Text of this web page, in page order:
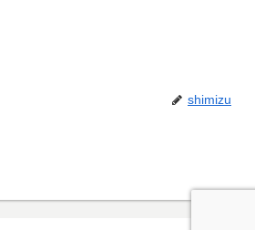
shimizu